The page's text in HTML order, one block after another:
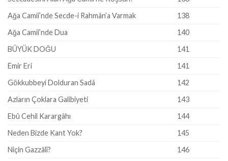
Ağa Camii’nde Secde-i Rahmân’a Varmak
138
Ağa Camii’nde Dua
140
BÜYÜK DOĞU
141
Emir Eri
141
Gökkubbeyi Dolduran Sadâ
142
Azların Çoklara Galibiyeti
143
Ebû Cehil Karargâhı
144
Neden Bizde Kant Yok?
145
Niçin Gazzâlî?
146